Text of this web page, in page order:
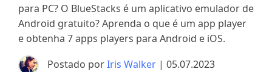
para PC? O BlueStacks é um aplicativo emulador de
Android gratuito? Aprenda o que é um app player
e obtenha 7 apps players para Android e iOS.
Postado porIris Walker | 05.07.2023